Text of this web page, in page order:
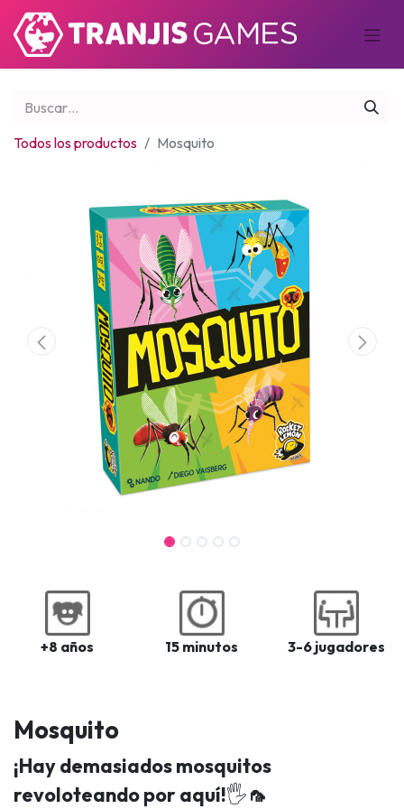
Todos los productos Mosquito
+8 años 15 minutos 3-6 jugadores
Mosquito
¡Hay demasiados mosquitos
revoloteando por aquí!🖐️🦟